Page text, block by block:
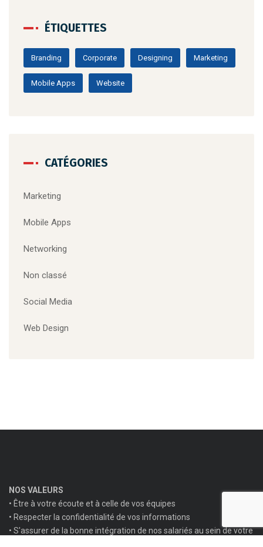
ÉTIQUETTES
Branding Corporate
CATÉGORIES
Marketing
Mobile Apps
Networking
Non classé
Social Media
NOS VALEURS
• Être à votre écoute et à celle de vos équipes